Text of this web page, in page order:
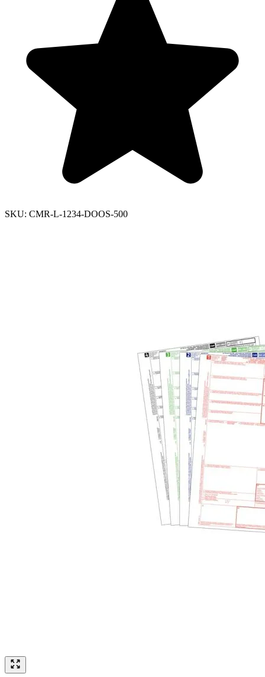
SKU: CMR-L-1234-DOOS-500